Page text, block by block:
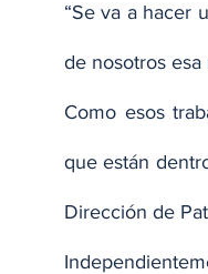
“Se va a hacer
de nosotros
Como esos
que están
Dirección de